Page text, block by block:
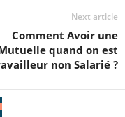
Next article
Comment Avoir une
quand on est
non Salarié ?